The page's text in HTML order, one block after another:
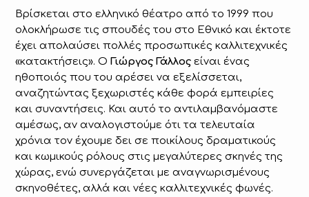
Βρίσκεται στο ελληνικό θέατρο από το 1999 που
ολοκλήρωσε τις σπουδές του στο Εθνικό και έκτοτε
έχει απολαύσει πολλές προσωπικές καλλιτεχνικές
«κατακτήσεις». ΟΓιώργος Γάλλος είναι ένας
ηθοποιός που του αρέσει να εξελίσσεται,
αναζητώντας ξεχωριστές κάθε φορά εμπειρίες
και συναντήσεις. Και αυτό το αντιλαμβανόμαστε
αμέσως, αν αναλογιστούμε ότι τα τελευταία
χρόνια τον έχουμε δει σε ποικίλους δραματικούς
και κωμικούς ρόλους στις μεγαλύτερες σκηνές της
χώρας, ενώ συνεργάζεται με αναγνωρισμένους
σκηνοθέτες, αλλά και νέες καλλιτεχνικές φωνές.